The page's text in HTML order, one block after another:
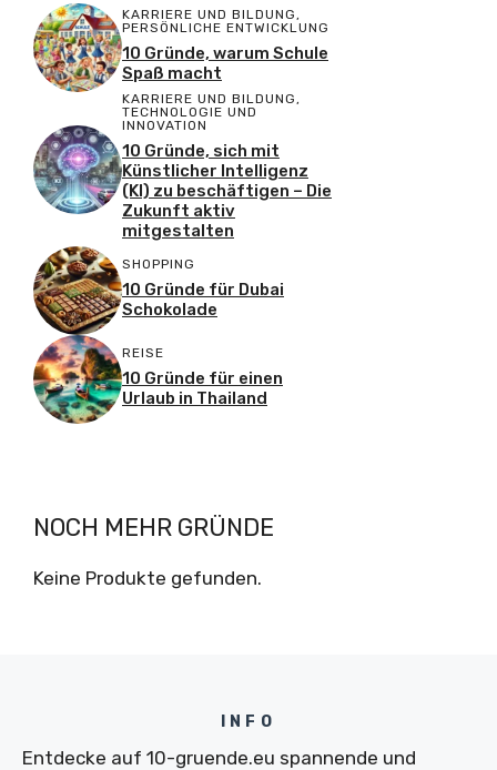
KARRIERE UND BILDUNG ,
PERSÖNLICHE ENTWICKLUNG
10 Gründe, warum Schule
Spaß macht
KARRIERE UND BILDUNG,
TECHNOLOGIE UND
INNOVATION
10 Gründe, sich mit
Künstlicher Intelligenz
(KI) zu beschäftigen – Die
Zukunft aktiv
mitgestalten
SHOPPING
10 Gründe für Dubai
Schokolade
REISE
10 Gründe für einen
Urlaub in Thailand
NOCH MEHR GRÜNDE
Keine Produkte gefunden.
INFO
Entdecke auf 10-gruende.eu spannende und